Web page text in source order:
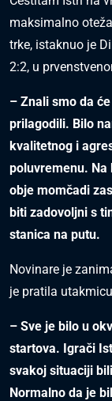
maksimalno
trke, istaknuo je
2:2, u
– Znali smo da
prilagodili. Bilo
kvalitetnog i
poluvremenu.
obje momčadi
biti zadovoljni s
stanica na putu.
Novinare je
je pratila
– Sve je bilo u
startova. Igrači
svakoj situaciji
Normalno da je